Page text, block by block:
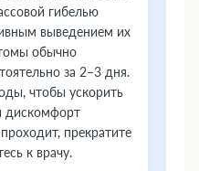
гибелью
выведением их
обычно
за 2–3 дня.
чтобы ускорить
дискомфорт
прекратите
к врачу.